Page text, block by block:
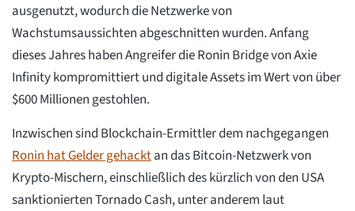
ausgenutzt, wodurch die Netzwerke von
Wachstumsaussichten abgeschnitten wurden. Anfang
dieses Jahres haben Angreifer die Ronin Bridge von Axie
Infinity kompromittiert und digitale Assets im Wert von über
$600 Millionen gestohlen.
Inzwischen sind Blockchain-Ermittler dem nachgegangen
Ronin hat Gelder gehacktan das Bitcoin-Netzwerk von
Krypto-Mischern, einschließlich des kürzlich von den USA
sanktionierten Tornado Cash, unter anderem laut